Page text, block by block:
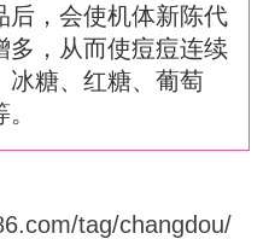
，会使机体新陈代
多，从而使痘痘连续
冰糖、红糖、葡萄